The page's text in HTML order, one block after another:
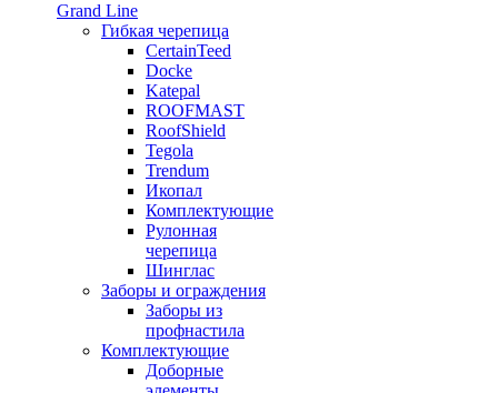
Grand Line
Гибкая черепица
CertainTeed
Docke
Katepal
ROOFMAST
RoofShield
Tegola
Trendum
Икопал
Комплектующие
Рулонная
черепица
Шинглас
Заборы и ограждения
Заборы из
профнастила
Комплектующие
Доборные